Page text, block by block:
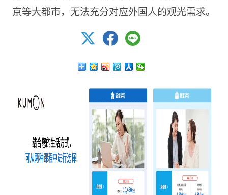
京等大都市，无法充分对应外国人的观光需求。